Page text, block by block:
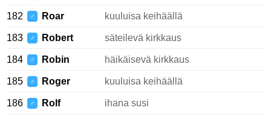
182 ♂ Roar kuuluisa keihäällä
183 ♂ Robert säteilevä kirkkaus
184 ♂ Robin häikäisevä kirkkaus
185 ♂ Roger kuuluisa keihäällä
186 ♂ Rolf ihana susi